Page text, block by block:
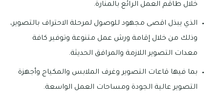
خلال طاقم العمل الرائع بالمنارة.
الذي يبذل اقصى مجهود للوصول لمرحلة الاحتراف بالتصوير،
وذلك من خلال إقامة ورش عمل متنوعة وتوفير كافة
معدات التصوير اللازمة والمرافق الحديثة.
بما فيها قاعات التصوير وغرف الملابس والمكياج وأجهزة
التصوير عالية الجودة ومساحات العمل الواسعة.